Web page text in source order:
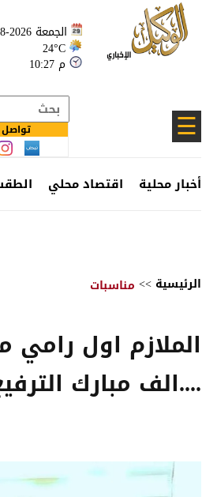
الجمعة 2026-08-07
24°C
10:27 م
☰
أخبار محلية اقتصاد محلي
الرئيسية >> مناسبات
الملازم اول رامي
....الف مبارك